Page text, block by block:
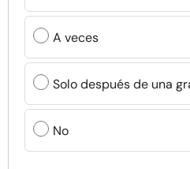
A veces
Solo después de una
No